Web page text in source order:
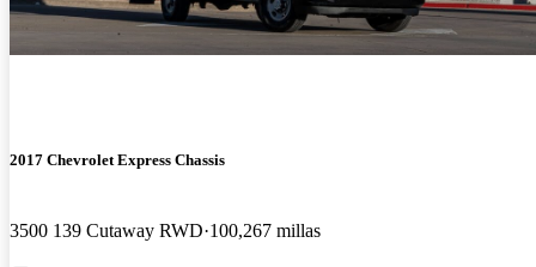
2017 Chevrolet Express Chassis
3500 139 Cutaway RWD 100,267 millas